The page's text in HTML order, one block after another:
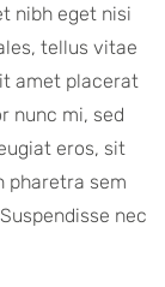
nibh eget nisi
tellus vitae
amet placerat
nunc mi, sed
eros, sit
pharetra sem
nec